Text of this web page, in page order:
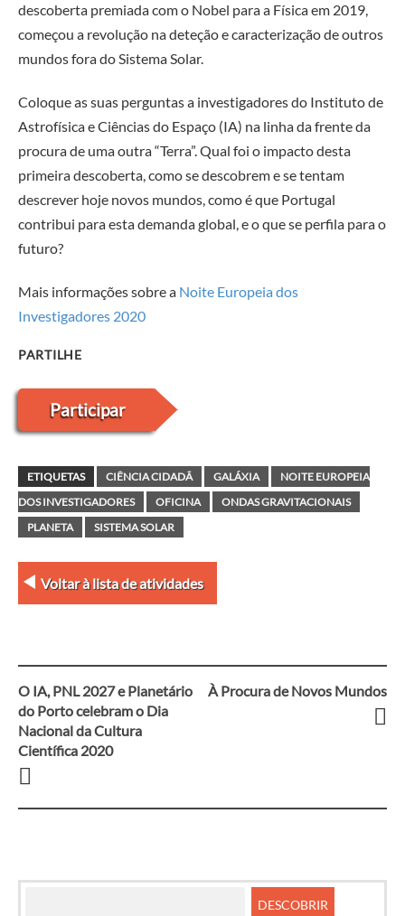
descoberta premiada com o Nobel para a Física em 2019,
começou a revolução na deteção e caracterização de outros
mundos fora do Sistema Solar.
Coloque as suas perguntas a investigadores do Instituto de
Astrofísica e Ciências do Espaço (IA) na linha da frente da
procura de uma outra “Terra”. Qual foi o impacto desta
primeira descoberta, como se descobrem e se tentam
descrever hoje novos mundos, como é que Portugal
contribui para esta demanda global, e o que se perfila para o
futuro?
Mais informações sobre a Noite Europeia dos
Investigadores 2020
PARTILHE
Participar
ETIQUETAS CIÊNCIA CIDADÃ GALÁXIA
NOITE EUROPEIA
DOS INVESTIGADORES
OFICINA
ONDAS GRAVITACIONAIS
PLANETA
SISTEMA SOLAR
Voltar à lista de atividades
Navegação
entre
artigos
O IA, PNL 2027 e Planetário
do Porto celebram o Dia
Nacional da Cultura
Científica 2020
À Procura de Novos Mundos